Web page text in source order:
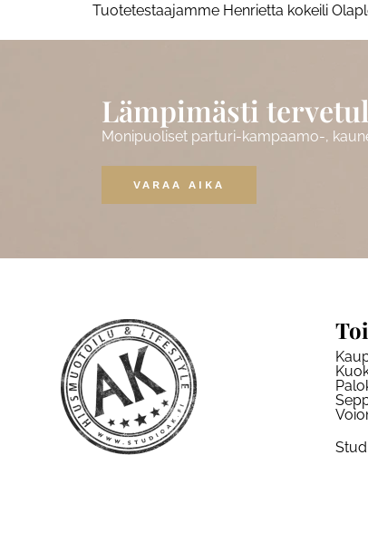
Tuotetestaajamme Henrietta kokeili
Lämpimästi
Monipuoliset parturi-kampaamo-,
VARAA AIKA